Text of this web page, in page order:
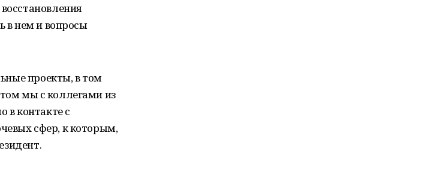
в нем и вопросы
проекты, в том
мы с коллегами из
в контакте с
сфер, к которым,